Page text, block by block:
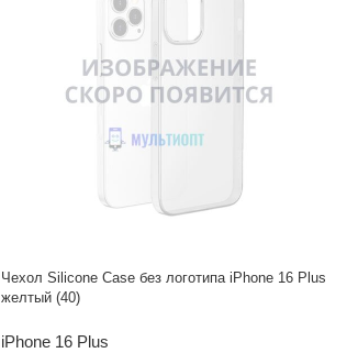
Чехол Silicone Case без логотипа iPhone 16 Plus
желтый (40)
iPhone 16 Plus